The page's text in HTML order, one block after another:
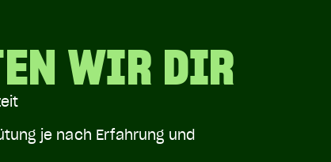
WIR DIR
je nach Erfahrung und